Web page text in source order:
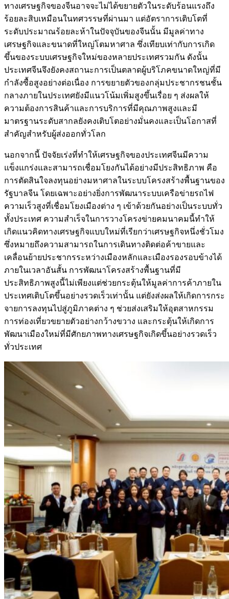
ทางเศรษฐกิจของจีนอาจจะไม่ได้ขยายตัวในระดับร้อนแรงถึง
ร้อยละสิบเหมือนในทศวรรษที่ผ่านมา แต่อัตราการเติบโตที่
ระดับประมาณร้อยละห้าในปัจจุบันของจีนนั้น มีมูลค่าทาง
เศรษฐกิจและขนาดที่ใหญ่โตมหาศาล ซึ่งเทียบเท่ากับการเกิด
ขึ้นของระบบเศรษฐกิจใหม่ของหลายประเทศรวมกัน ดังนั้น
ประเทศจีนจึงยังคงสถานะการเป็นตลาดผู้บริโภคขนาดใหญ่ที่มี
กำลังซื้อสูงอย่างต่อเนื่อง การขยายตัวของกลุ่มประชากรชนชั้น
กลางภายในประเทศยังมีแนวโน้มเพิ่มสูงขึ้นเรื่อย ๆ ส่งผลให้
ความต้องการสินค้าและการบริการที่มีคุณภาพสูงและมี
มาตรฐานระดับสากลยังคงเติบโตอย่างมั่นคงและเป็นโอกาสที่
สำคัญสำหรับผู้ส่งออกทั่วโลก
นอกจากนี้ ปัจจัยเร่งที่ทำให้เศรษฐกิจของประเทศจีนมีความ
แข็งแกร่งและสามารถเชื่อมโยงกันได้อย่างมีประสิทธิภาพ คือ
การตัดสินใจลงทุนอย่างมหาศาลในระบบโครงสร้างพื้นฐานของ
รัฐบาลจีน โดยเฉพาะอย่างยิ่งการพัฒนาระบบเครือข่ายรถไฟ
ความเร็วสูงที่เชื่อมโยงเมืองต่าง ๆ เข้าด้วยกันอย่างเป็นระบบทั่ว
ทั้งประเทศ ความสำเร็จในการวางโครงข่ายคมนาคมนี้ทำให้
เกิดแนวคิดทางเศรษฐกิจแบบใหม่ที่เรียกว่าเศรษฐกิจหนึ่งชั่วโมง
ซึ่งหมายถึงความสามารถในการเดินทางติดต่อค้าขายและ
เคลื่อนย้ายประชากรระหว่างเมืองหลักและเมืองรองรอบข้างได้
ภายในเวลาอันสั้น การพัฒนาโครงสร้างพื้นฐานที่มี
ประสิทธิภาพสูงนี้ไม่เพียงแต่ช่วยกระตุ้นให้มูลค่าการค้าภายใน
ประเทศเติบโตขึ้นอย่างรวดเร็วเท่านั้น แต่ยังส่งผลให้เกิดการกระ
จายการลงทุนไปสู่ภูมิภาคต่าง ๆ ช่วยส่งเสริมให้อุตสาหกรรม
การท่องเที่ยวขยายตัวอย่างกว้างขวาง และกระตุ้นให้เกิดการ
พัฒนาเมืองใหม่ที่มีศักยภาพทางเศรษฐกิจเกิดขึ้นอย่างรวดเร็ว
ทั่วประเทศ